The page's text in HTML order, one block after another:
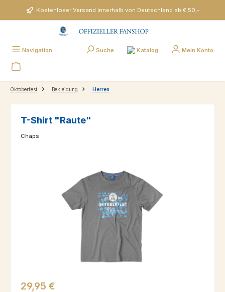
Zum Hauptinhalt springenKostenloser Versand innerhalb von Deutschland ab € 50,-
Navigation Suche Katalog Mein Konto
Oktoberfest Bekleidung Herren
T-Shirt "Raute"
Chaps
Regulärer Preis:
29,95 €